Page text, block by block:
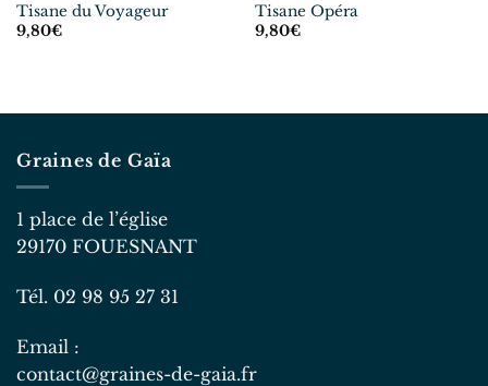
Tisane du Voyageur
9,80€
Tisane Opéra
9,80€
Graines de Gaïa
1 place de l’église
29170 FOUESNANT
Tél. 02 98 95 27 31
Email :
contact@graines-de-gaia.fr